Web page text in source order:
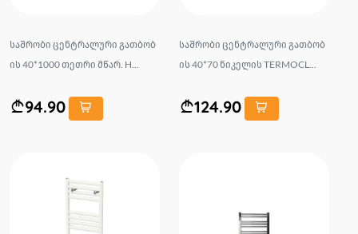
საშრობი ცენტრალური გათბობ
ის 40*1000 თეთრი მწარ. H...
94.90
საშრობი ცენტრალური გათბობ
ის 40*70 ნიკელის TERMOCL...
124.90